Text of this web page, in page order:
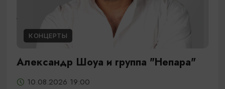
КОНЦЕРТЫ
Александр Шоуа и группа "Непара"
10.08.2026 19:00